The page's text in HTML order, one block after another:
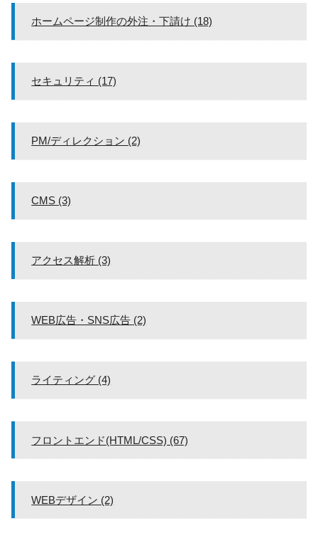
ホームページ制作の外注・下請け (18)
セキュリティ (17)
PM/ディレクション (2)
CMS (3)
アクセス解析 (3)
WEB広告・SNS広告 (2)
ライティング (4)
フロントエンド(HTML/CSS) (67)
WEBデザイン (2)